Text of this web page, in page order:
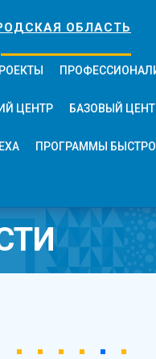
ОБЛАСТЬ
ЦЕНТР БАЗОВЫЙ
ПРОГРАММЫ